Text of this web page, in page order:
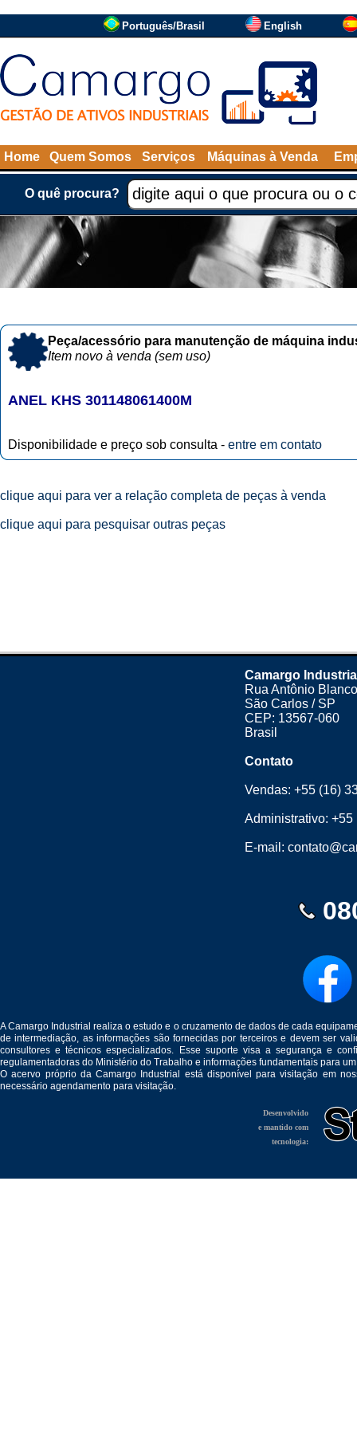
Português/Brasil English
Home Quem Somos Serviços Máquinas à Venda
O quê procura?
Peça/acessório para manutenção de máquina
Item novo à venda (sem uso)
ANEL KHS 301148061400M
Disponibilidade e preço sob consulta - entre em contato
clique aqui para ver a relação completa de peças à venda
clique aqui para pesquisar outras peças
Camargo
Rua Antônio
São Carlos / SP
CEP: 13567-060
Brasil
Contato
Vendas:+55 (16)
Administrativo:+55
E-mail:
A Camargo Industrial realiza o estudo e o cruzamento de dados de cada
de intermediação, as informações são fornecidas por terceiros e devem ser
consultores e técnicos especializados. Esse suporte visa a segurança e
regulamentadoras do Ministério do Trabalho e informações fundamentais para
O acervo próprio da Camargo Industrial está disponível para visitação em
necessário agendamento para visitação.
Desenvolvido
e mantido com
tecnologia: